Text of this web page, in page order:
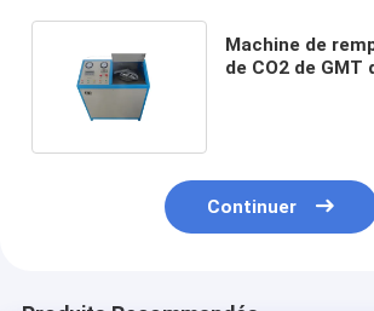
Machine de
de CO2 de GMT
Continuer